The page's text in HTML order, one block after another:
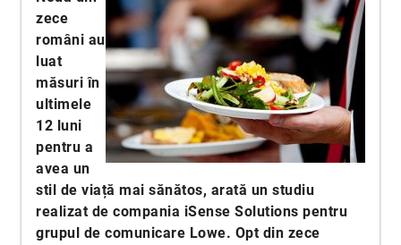
zece
români au
luat
măsuri în
ultimele
12 luni
pentru a
avea un
stil de viață mai sănătos, arată un studiu
realizat de compania iSense Solutions pentru
grupul de comunicare Lowe. Opt din zece